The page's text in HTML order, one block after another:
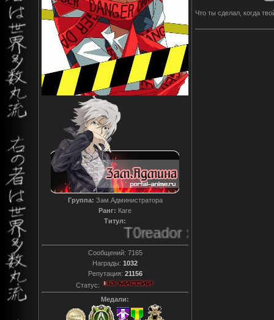
Группа: Зам.Администратора
Ранг: Каге
Титул:
T0reador xD
Сообщений: 7165
Награды: 1032
Репутация: 21156
Статус:
Медали:
Что ты сделал, когда